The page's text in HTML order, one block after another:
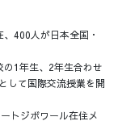
400人が日本全国・
1年生、2年生合わせ
して国際交流授業を開
トジボワール在住メ